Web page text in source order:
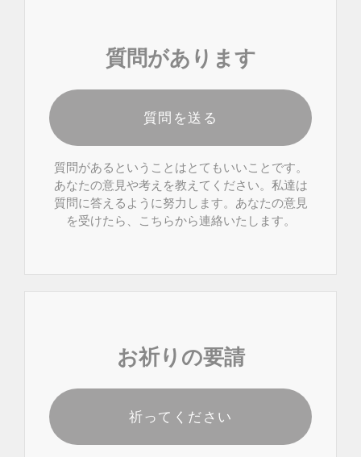
質問があります
質問を送る
質問があるということはとてもいいことです。
あなたの意見や考えを教えてください。私達は
質問に答えるように努力します。あなたの意見
を受けたら、こちらから連絡いたします。
お祈りの要請
祈ってください